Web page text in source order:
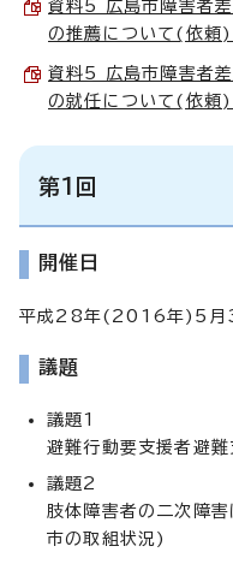
資料5 広島市障害者
の推薦について(依
資料5 広島市障害者
の就任について(依頼
第1回
開催日
平成28年(2016年)5月
議題
議題1
避難行動要支援者避
議題2
肢体障害者の二次障
市の取組状況)